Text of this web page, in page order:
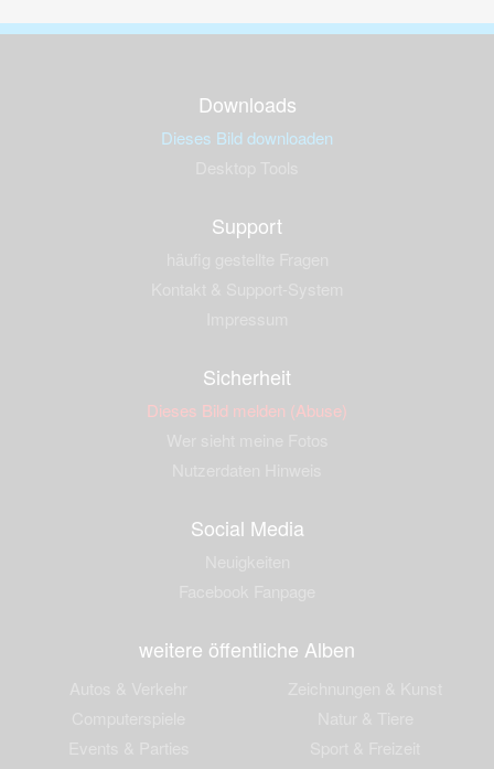
Downloads
Dieses Bild downloaden
Support
Sicherheit
Dieses Bild melden (Abuse)
Social Media
weitere öffentliche Alben